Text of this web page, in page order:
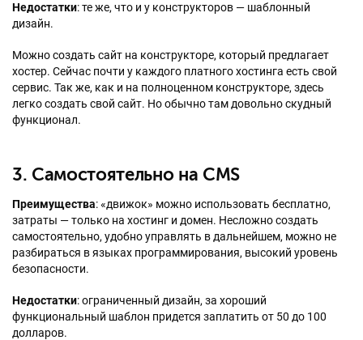
Недостатки: те же, что и у конструкторов — шаблонный
дизайн.
Можно создать сайт на конструкторе, который предлагает
хостер. Сейчас почти у каждого платного хостинга есть свой
сервис. Так же, как и на полноценном конструкторе, здесь
легко создать свой сайт. Но обычно там довольно скудный
функционал.
3. Самостоятельно на CMS
Преимущества: «движок» можно использовать бесплатно,
затраты — только на хостинг и домен. Несложно создать
самостоятельно, удобно управлять в дальнейшем, можно не
разбираться в языках программирования, высокий уровень
безопасности.
Недостатки: ограниченный дизайн, за хороший
функциональный шаблон придется заплатить от 50 до 100
долларов.